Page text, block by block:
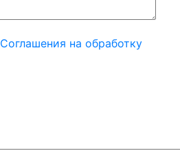
Соглашения на обработку